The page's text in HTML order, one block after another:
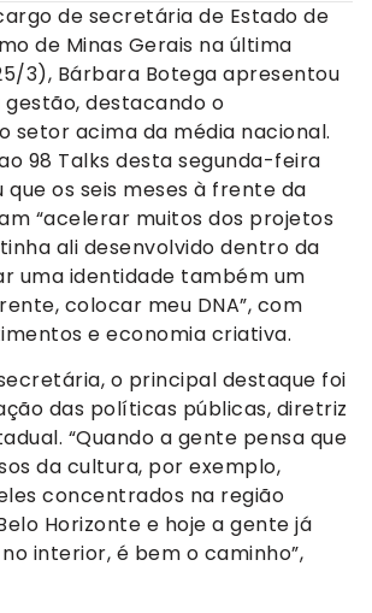
de secretária de Estado de
de Minas Gerais na última
3), Bárbara Botega apresentou
destacando o
setor acima da média nacional.
98 Talks desta segunda-feira
os seis meses à frente da
“acelerar muitos dos projetos
ali desenvolvido dentro da
uma identidade também um
colocar meu DNA”, com
e economia criativa.
o principal destaque foi
das políticas públicas, diretriz
“Quando a gente pensa que
da cultura, por exemplo,
concentrados na região
Horizonte e hoje a gente já
no interior, é bem o caminho”,